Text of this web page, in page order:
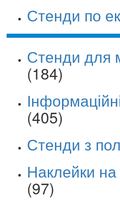
Стенди по
Стенди для
(184)
(405)
Стенди з
Наклейки
(97)